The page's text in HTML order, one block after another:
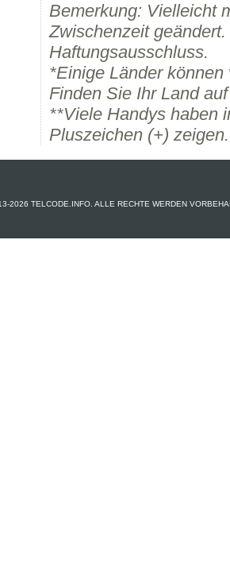
Bemerkung: Vielleicht
Zwischenzeit
Haftungsausschluss.
*Einige Länder
Finden Sie Ihr Land
**Viele Handys haben
Pluszeichen (+) zeigen.
2026 TELCODE.INFO. ALLE RECHTE WERDEN